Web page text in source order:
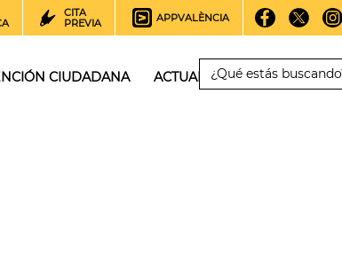
CITA
PREVIA
APPVALÈNCIA
CIUDADANA ACTUALIDAD